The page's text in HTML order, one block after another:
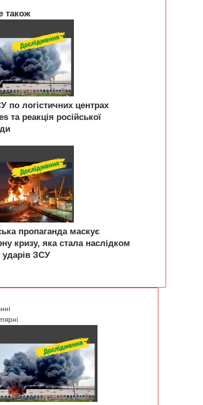
також
по логістичних центрах
та реакція російської
пропаганда маскує
кризу, яка стала наслідком
ударів ЗСУ